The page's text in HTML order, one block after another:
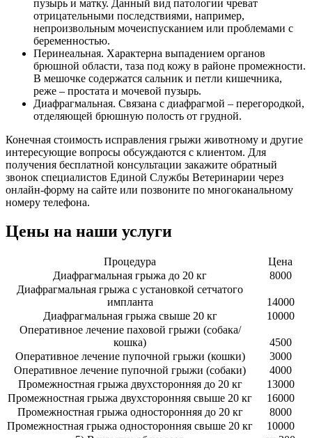
пузырь и матку. Данный вид патологии чреват
отрицательными последствиями, например,
непроизвольным мочеиспусканием или проблемами с
беременностью.
Перинеальная. Характерна выпадением органов
брюшной области, таза под кожу в районе промежности.
В мешочке содержатся сальник и петли кишечника,
реже – простата и мочевой пузырь.
Диафрагмальная. Связана с диафрагмой – перегородкой,
отделяющей брюшную полость от грудной.
Конечная стоимость исправления грыжи животному и другие
интересующие вопросы обсуждаются с клиентом. Для
получения бесплатной консультации закажите обратный
звонок специалистов Единой Службы Ветеринарии через
онлайн-форму на сайте или позвоните по многоканальному
номеру телефона.
Цены на наши услуги
Процедура
Цена
Диафрагмальная грыжа до 20 кг
8000
Диафрагмальная грыжа с установкой сетчатого
импланта
14000
Диафрагмальная грыжа свыше 20 кг
10000
Оперативное лечение паховой грыжи (собака/
кошка)
4500
Оперативное лечение пупочной грыжи (кошки)
3000
Оперативное лечение пупочной грыжи (собаки)
4000
Промежностная грыжа двухсторонняя до 20 кг
13000
Промежностная грыжа двухсторонняя свыше 20 кг
16000
Промежностная грыжа односторонняя до 20 кг
8000
Промежностная грыжа односторонняя свыше 20 кг
10000